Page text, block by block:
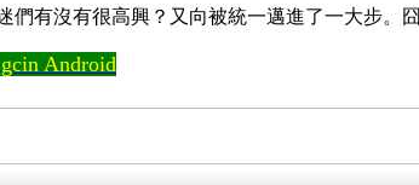
有沒有很高興？又向被統一邁進了一大步。囧
Android